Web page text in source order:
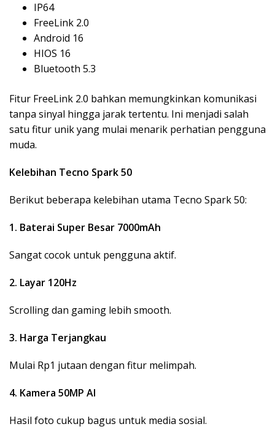
IP64
FreeLink 2.0
Android 16
HIOS 16
Bluetooth 5.3
Fitur FreeLink 2.0 bahkan memungkinkan komunikasi
tanpa sinyal hingga jarak tertentu. Ini menjadi salah
satu fitur unik yang mulai menarik perhatian pengguna
muda.
Kelebihan Tecno Spark 50
Berikut beberapa kelebihan utama Tecno Spark 50:
1. Baterai Super Besar 7000mAh
Sangat cocok untuk pengguna aktif.
2. Layar 120Hz
Scrolling dan gaming lebih smooth.
3. Harga Terjangkau
Mulai Rp1 jutaan dengan fitur melimpah.
4. Kamera 50MP AI
Hasil foto cukup bagus untuk media sosial.